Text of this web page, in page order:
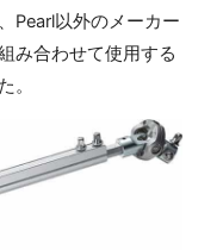
Pearl以外のメーカー
み合わせて使用する
。